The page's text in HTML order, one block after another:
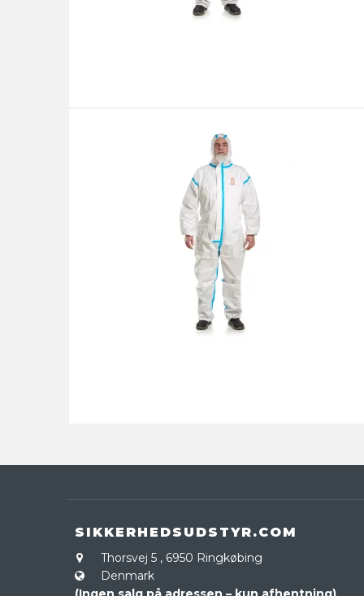
SIKKERHEDSUDSTYR.COM
Thorsvej 5 , 6950 Ringkøbing
Denmark